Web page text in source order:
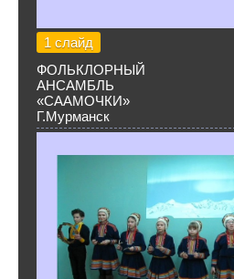
1 слайд
ФОЛЬКЛОРНЫЙ
АНСАМБЛЬ
«СААМОЧКИ»
Г.Мурманск